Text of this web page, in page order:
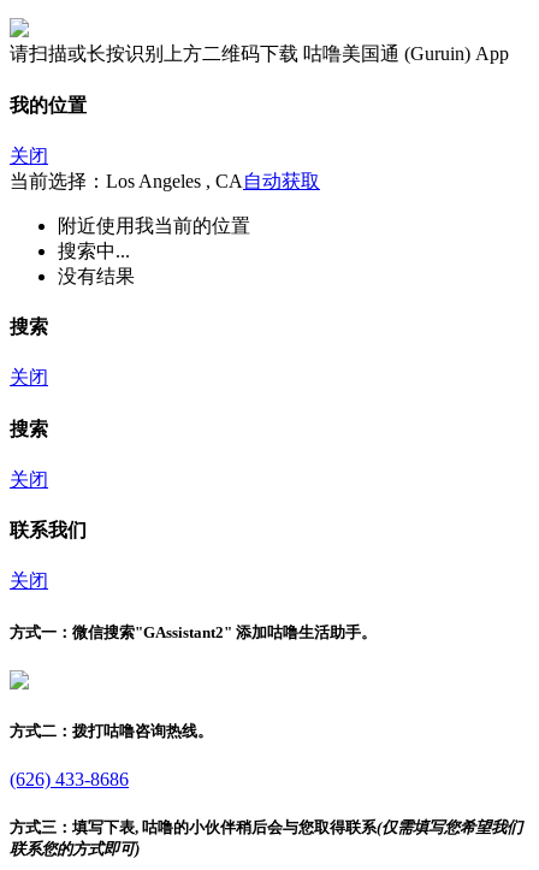
请扫描或长按识别上方二维码下载 咕噜美国通 (Guruin) App
我的位置
关闭
当前选择：Los Angeles , CA 自动获取
附近使用我当前的位置
搜索中...
没有结果
搜索
关闭
搜索
关闭
联系我们
关闭
方式一： 微信搜索"GAssistant2" 添加咕噜生活助手。
方式二： 拨打咕噜咨询热线。
(626) 433-8686
方式三： 填写下表, 咕噜的小伙伴稍后会与您取得联系(仅需填写您希望我们
联系您的方式即可)